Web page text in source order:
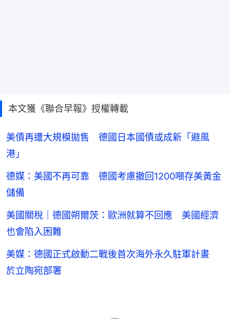
本文獲《聯合早報》授權轉載
美債再遭大規模拋售 德國日本國債或成新「避風
港」
德媒：美國不再可靠 德國考慮撤回1200噸存美黃金
儲備
美國關稅｜德國朔爾茨：歐洲就算不回應 美國經濟
也會陷入困難
美媒：德國正式啟動二戰後首次海外永久駐軍計畫
於立陶宛部署